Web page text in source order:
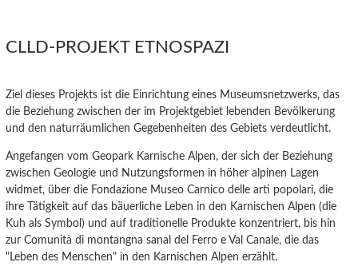
CLLD-PROJEKT ETNOSPAZI
Ziel dieses Projekts ist die Einrichtung eines Museumsnetzwerks, das
die Beziehung zwischen der im Projektgebiet lebenden Bevölkerung
und den naturräumlichen Gegebenheiten des Gebiets verdeutlicht.
Angefangen vom Geopark Karnische Alpen, der sich der Beziehung
zwischen Geologie und Nutzungsformen in höher alpinen Lagen
widmet, über die Fondazione Museo Carnico delle arti popolari, die
ihre Tätigkeit auf das bäuerliche Leben in den Karnischen Alpen (die
Kuh als Symbol) und auf traditionelle Produkte konzentriert, bis hin
zur Comunità di montangna sanal del Ferro e Val Canale, diedas
"Leben des Menschen" in den Karnischen Alpen erzählt.